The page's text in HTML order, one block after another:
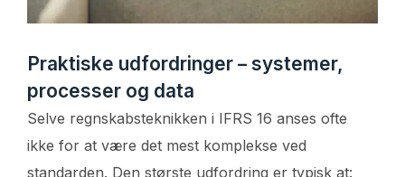
Praktiske udfordringer – systemer,
processer og data
Selve regnskabsteknikken i IFRS 16 anses ofte
ikke for at være det mest komplekse ved
standarden. Den største udfordring er typisk at: